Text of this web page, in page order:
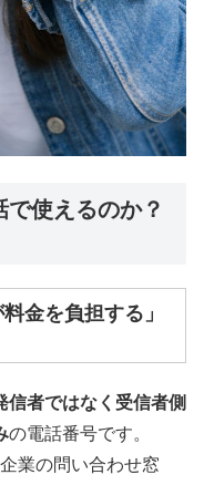
使えるのか？
金を負担する」
信者ではなく受信者側
の電話番号です。
業の問い合わせ窓